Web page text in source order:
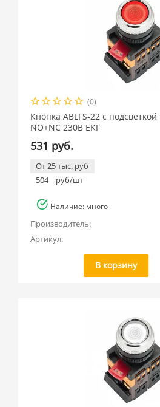
(0)
Кнопка ABLFS-22 с
NO+NC 230В EKF
531 руб.
От 25 тыс. руб
504
руб/шт
Наличие: много
Производитель:
Артикул:
В корзину